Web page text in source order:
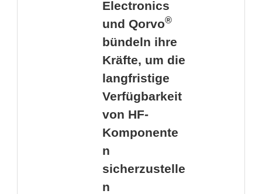
Electronics
und Qorvo®
bündeln ihre
Kräfte, um die
langfristige
Verfügbarkeit
von HF-
Komponente
n
sicherzustelle
n